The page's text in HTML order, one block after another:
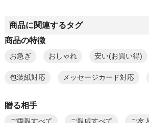
商品に関連するタグ
商品の特徴
お急ぎ おしゃれ 安い(お買い得)
包装紙対応 メッセージカード対応
贈る相手
ご両親すべて ご親戚すべて ご友